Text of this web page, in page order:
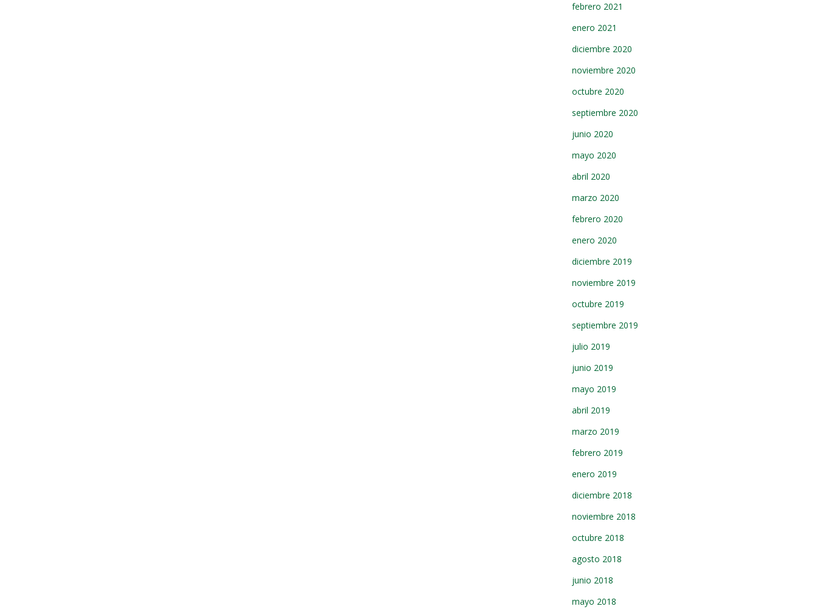
febrero 2021
enero 2021
diciembre 2020
noviembre 2020
octubre 2020
septiembre 2020
junio 2020
mayo 2020
abril 2020
marzo 2020
febrero 2020
enero 2020
diciembre 2019
noviembre 2019
octubre 2019
septiembre 2019
julio 2019
junio 2019
mayo 2019
abril 2019
marzo 2019
febrero 2019
enero 2019
diciembre 2018
noviembre 2018
octubre 2018
agosto 2018
junio 2018
mayo 2018